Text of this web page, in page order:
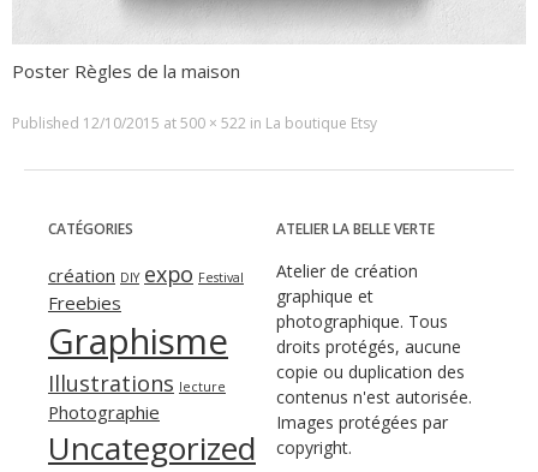
Poster Règles de la maison
Published 12/10/2015 at500 × 522 in La boutique Etsy
CATÉGORIES
création DIY expo Festival
Freebies
Graphisme
Illustrations lecture
Photographie
Uncategorized
ATELIER LA BELLE VERTE
Atelier de création
graphique et
photographique. Tous
droits protégés, aucune
copie ou duplication des
contenus n'est autorisée.
Images protégées par
copyright.